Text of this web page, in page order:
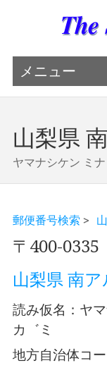
メニュー
山梨県
ヤマナシケン ミ
郵便番号検索 >
〒400-0335
山梨県 南
読み仮名：ヤ
カ゛ミ
地方自治体コ